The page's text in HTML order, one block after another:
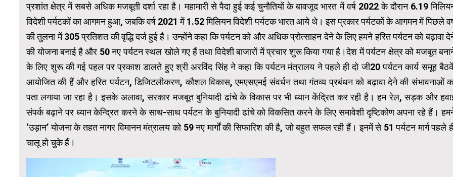
प्रशांत क्षेत्र में सबसे अधिक मजबूती दर्शा रहा है। महामारी से पैदा हुई कई चुनौतियों के बावजूद भारत में वर्ष 2022 के दौरान 6.19
विदेशी पर्यटकों का आगमन हुआ, जबकि वर्ष 2021 में 1.52 मिलियन विदेशी पर्यटक भारत आये थे। इस प्रकार पर्यटकों के आगमन में पिछले
की तुलना में 305 प्रतिशत की वृद्धि दर्ज हुई है। उन्‍होंने कहा कि पर्यटन को और अधिक प्रोत्‍साहन देने के लिए हमने हरित पर्यटन को बढ़ावा
की योजना बनाई है और 50 नए पर्यटन स्थल खोले गए हैं तथा विदेशी बाजारों में प्रचार शुरू किया गया है।देश में पर्यटन क्षेत्र को मजबूत
के लिए शुरू की गई पहल पर प्रकाश डालते हुए श्री अरविंद सिंह ने कहा कि पर्यटन मंत्रालय ने पहले ही दो जी20 पर्यटन कार्य समूह
आयोजित की हैं और हरित पर्यटन, डिजिटलीकरण, कौशल विकास, एमएसएमई संवर्धन तथा गंतव्य प्रबंधन को बढ़ावा देने की संभावनाओं
पता लगाया जा रहा है। इसके अलावा, सरकार मजबूत बुनियादी ढांचे के विकास पर भी ध्यान केंद्रित कर रही है। हम रेल, सड़क और
संपर्क बढ़ाने पर ध्यान केन्द्रित करने के साथ-साथ पर्यटन के बुनियादी ढांचे को विकसित करने के लिए समावेशी दृष्टिकोण अपना रहे हैं।
‘उड़ान’ योजना के तहत नागर विमानन मंत्रालय को 59 नए मार्गों की सिफारिश की है, जो बहुत सफल रही हैं। इनमें से 51 पर्यटन मार्ग पहले
चालू हो चुके हैं।